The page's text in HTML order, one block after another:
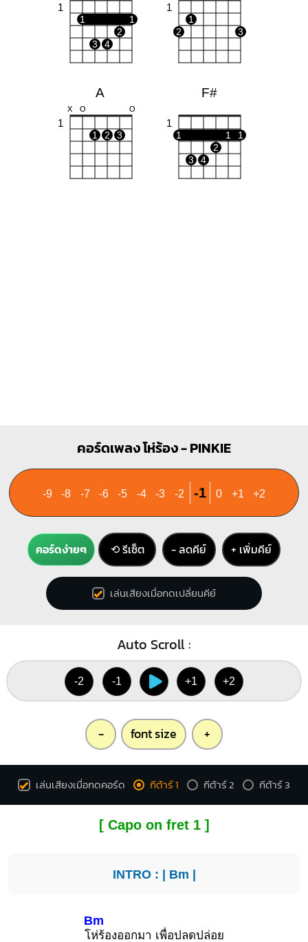
1
1
1
2
3
4
1
1
2
3
A
X O O
1
1 2 3
F#
1
1 1
1
2
3
4
คอร์ดเพลง โห่ร้อง - PINKIE
-9 -8 -7 -6 -5 -4 -3 -2 -1 0 +1 +2
คอร์ดง่ายๆ ⟲ รีเซ็ต − ลดคีย์ + เพิ่มคีย์
เล่นเสียงเมื่อกดเปลี่ยนคีย์
Auto Scroll :
-2 -1 +1 +2
- font size +
เล่นเสียงเมื่อกดคอร์ด กีต้าร์ 1 กีต้าร์ 2 กีต้าร์ 3
[ Capo on fret 1 ]
INTRO : | Bm |
โ
Bm
ห่ร้องออกมา เพื่อปลดปล่อย